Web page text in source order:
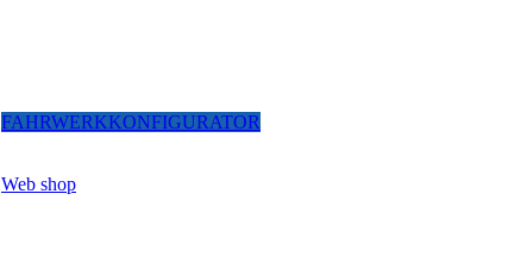
FAHRWERKKONFIGURATOR
Web shop